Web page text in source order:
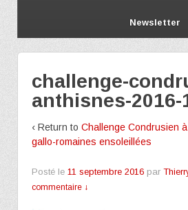
Newsletter
challenge-
anthisnes-2016-
‹ Return to Challenge Condrusien
gallo-romaines ensoleillées
Posté le 11 septembre 2016 par
commentaire ↓